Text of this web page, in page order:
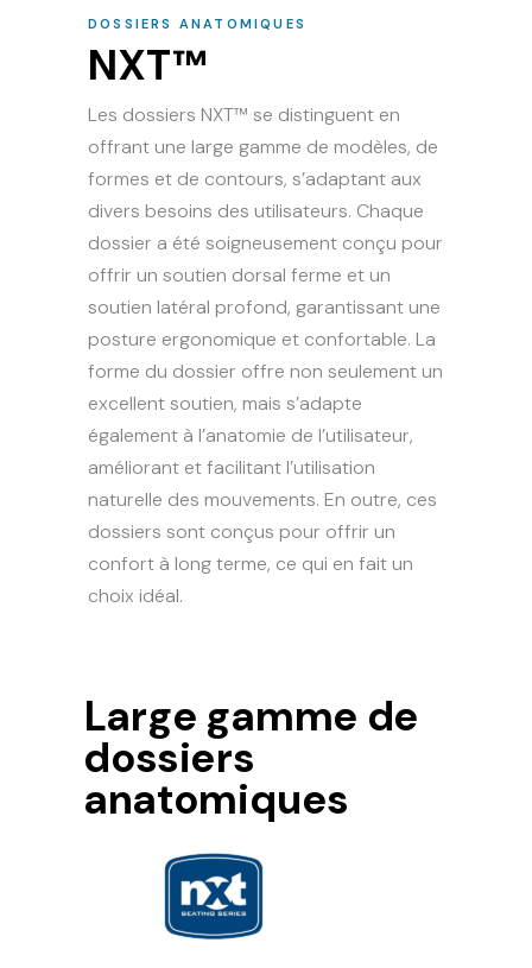
DOSSIERS ANATOMIQUES
NXT™
Les dossiers NXT™ se distinguent en
offrant une large gamme de modèles, de
formes et de contours, s’adaptant aux
divers besoins des utilisateurs. Chaque
dossier a été soigneusement conçu pour
offrir un soutien dorsal ferme et un
soutien latéral profond, garantissant une
posture ergonomique et confortable. La
forme du dossier offre non seulement un
excellent soutien, mais s’adapte
également à l’anatomie de l’utilisateur,
améliorant et facilitant l’utilisation
naturelle des mouvements. En outre, ces
dossiers sont conçus pour offrir un
confort à long terme, ce qui en fait un
choix idéal.
Large gamme de
dossiers
anatomiques